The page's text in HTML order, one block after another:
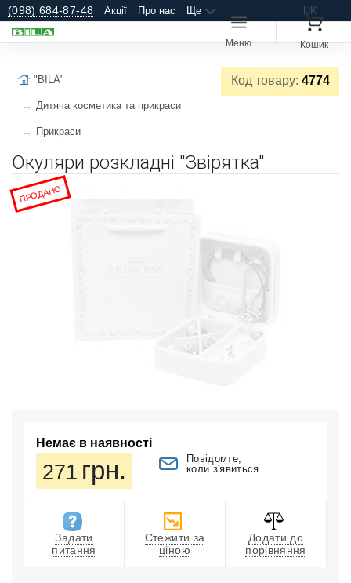
(098) 684-87-48 Акції Про нас Ще UK
Меню Кошик
Код товару: 4774
"BILA"
Дитяча косметика та прикраси
Прикраси
Окуляри розкладні "Звірятка"
ПРОДАНО
Немає в наявності
271 грн.
Повідомте,
коли з'явиться
Задати
питання
Стежити за
ціною
Додати до
порівняння